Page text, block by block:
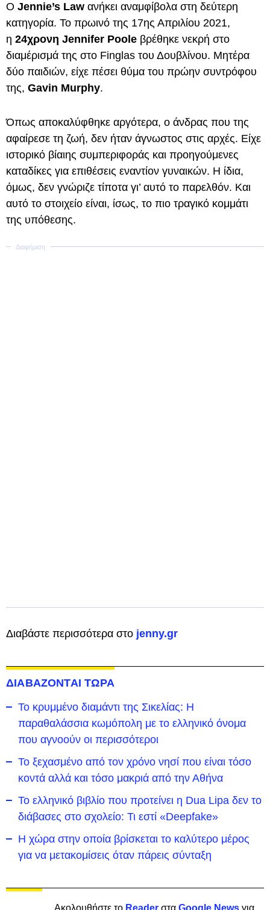
Ο Jennie’s Law ανήκει αναμφίβολα στη δεύτερη
κατηγορία. Το πρωινό της 17ης Απριλίου 2021,
η 24χρονη Jennifer Poole βρέθηκε νεκρή στο
διαμέρισμά της στο Finglas του Δουβλίνου. Μητέρα
δύο παιδιών, είχε πέσει θύμα του πρώην συντρόφου
της, Gavin Murphy.
Όπως αποκαλύφθηκε αργότερα, ο άνδρας που της
αφαίρεσε τη ζωή, δεν ήταν άγνωστος στις αρχές. Είχε
ιστορικό βίαιης συμπεριφοράς και προηγούμενες
καταδίκες για επιθέσεις εναντίον γυναικών. Η ίδια,
όμως, δεν γνώριζε τίποτα γι’ αυτό το παρελθόν. Και
αυτό το στοιχείο είναι, ίσως, το πιο τραγικό κομμάτι
της υπόθεσης.
Διαβάστε περισσότερα στο jenny.gr
ΔΙΑΒΑΖΟΝΤΑΙ ΤΩΡΑ
Το κρυμμένο διαμάντι της Σικελίας: Η
παραθαλάσσια κωμόπολη με το ελληνικό όνομα
που αγνοούν οι περισσότεροι
To ξεχασμένο από τον χρόνο νησί που είναι τόσο
κοντά αλλά και τόσο μακριά από την Αθήνα
Το ελληνικό βιβλίο που προτείνει η Dua Lipa δεν το
διάβασες στο σχολείο: Τι εστί «Deepfake»
Η χώρα στην οποία βρίσκεται το καλύτερο μέρος
για να μετακομίσεις όταν πάρεις σύνταξη
Ακολουθήστε το Reader στα Google News για